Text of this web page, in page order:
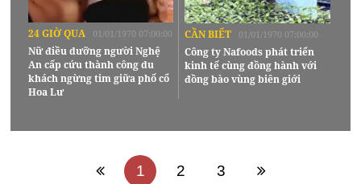
24 GIỜ QUA 01/01/1970 07:00:00
Nữ điều dưỡng người Nghệ
An cấp cứu thành công du
khách ngừng tim giữa phố cổ
Hoa Lư
CẦN BIẾT 01/01/1970 07:00:00
Công ty Nafoods phát triển
kinh tế cùng đồng hành với
đồng bào vùng biên giới
1 2 3